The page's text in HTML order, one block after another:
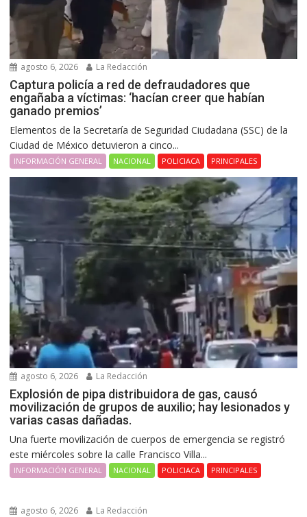
agosto 6, 2026 La Redacción
Captura policía a red de defraudadores que
engañaba a víctimas: ‘hacían creer que habían
ganado premios’
Elementos de la Secretaría de Seguridad Ciudadana (SSC) de la
Ciudad de México detuvieron a cinco...
INFORMACIÓN GENERAL NACIONAL POLICIACA PRINCIPALES
agosto 6, 2026 La Redacción
Explosión de pipa distribuidora de gas, causó
movilización de grupos de auxilio; hay lesionados y
varias casas dañadas.
Una fuerte movilización de cuerpos de emergencia se registró
este miércoles sobre la calle Francisco Villa...
INFORMACIÓN GENERAL NACIONAL POLICIACA PRINCIPALES
agosto 6, 2026 La Redacción